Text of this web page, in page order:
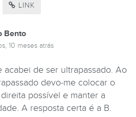
LINK
Bento
10 meses atrás
acabei de ser ultrapassado. Ao
devo-me colocar o
possível e manter a
A resposta certa é a B.